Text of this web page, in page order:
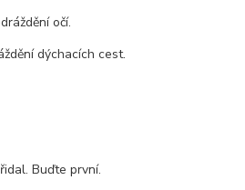
očí.
dýchacích cest.
Buďte první.